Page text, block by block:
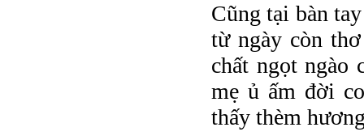
Cũng tại bàn
từ ngày còn
chất ngọt ngào
mẹ ủ ấm đời
thấy thèm